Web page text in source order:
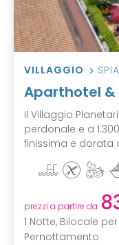
VILLAGGIO
Aparthotel &
Il Villaggio
perdonale e a
finissima e dorata
prezzi a partire da
1 Notte, Bilocale
Pernottamento